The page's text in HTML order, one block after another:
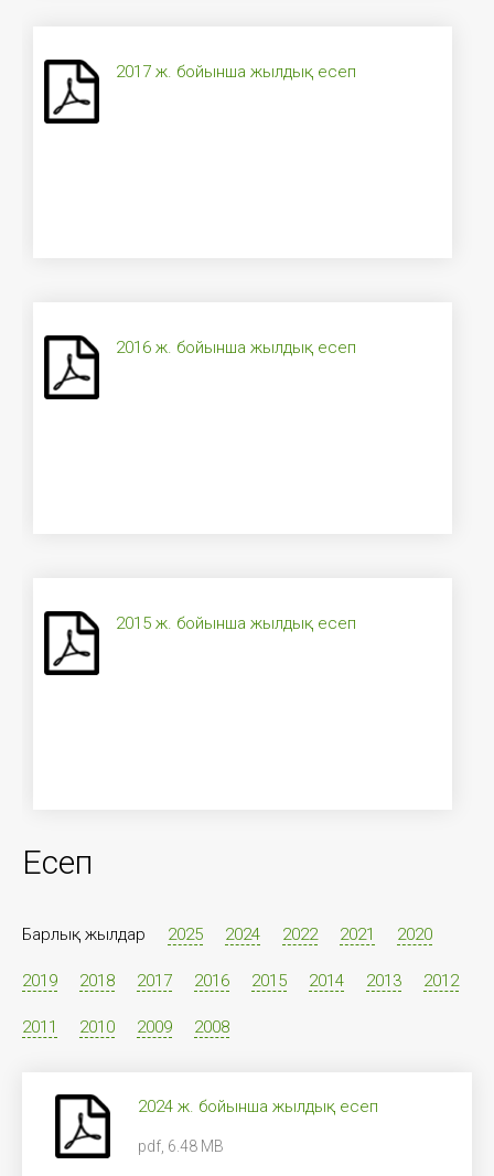
2017 ж. бойынша жылдық есеп
2016 ж. бойынша жылдық есеп
2015 ж. бойынша жылдық есеп
Есеп
Барлық жылдар 2025 2024 2022 2021 2020
2019 2018 2017 2016 2015 2014 2013 2012
2011 2010 2009 2008
2024 ж. бойынша жылдық есеп
pdf, 6.48 MB